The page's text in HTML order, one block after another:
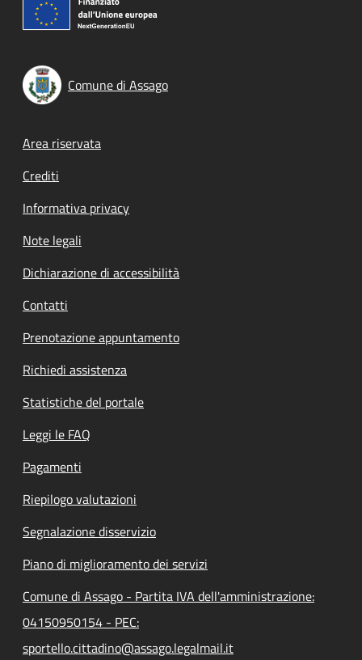
Comune di Assago
Footer menu
Area riservata
Crediti
Informativa privacy
Note legali
Dichiarazione di accessibilità
Contatti
Prenotazione appuntamento
Richiedi assistenza
Statistiche del portale
Leggi le FAQ
Pagamenti
Riepilogo valutazioni
Segnalazione disservizio
Piano di miglioramento dei servizi
Comune di Assago - Partita IVA dell'amministrazione:
04150950154 - PEC:
sportello.cittadino@assago.legalmail.it